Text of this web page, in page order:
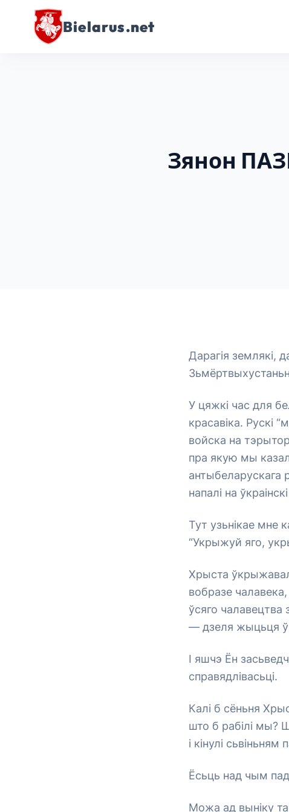
Bielarus.net
Зянон
Дарагія землякі,
У цяжкі час для
красавіка. Рускі
войска на
пра якую мы
напалі на
Тут узьнікае мне
“Укрыжуй яго,
Хрыста
вобразе
ўсяго чалавецтва
— дзеля жыцьця ў
І яшчэ Ён
справядлівасьці.
Калі б сёньня
што б рабілі мы?
і кінулі сьвіньням
Ёсьць над чым
Можа ад выніку